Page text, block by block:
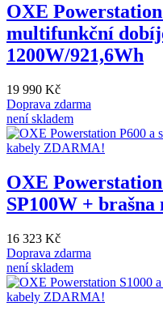
OXE
multifunkční
1200W/921,6Wh
19 990 Kč
Doprava zdarma
není skladem
OXE
SP100W +
16 323 Kč
Doprava zdarma
není skladem